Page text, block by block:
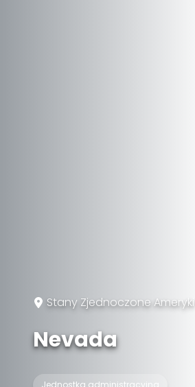
Stany Zjednoczone Ameryki
Nevada
Jednostka administracyjna